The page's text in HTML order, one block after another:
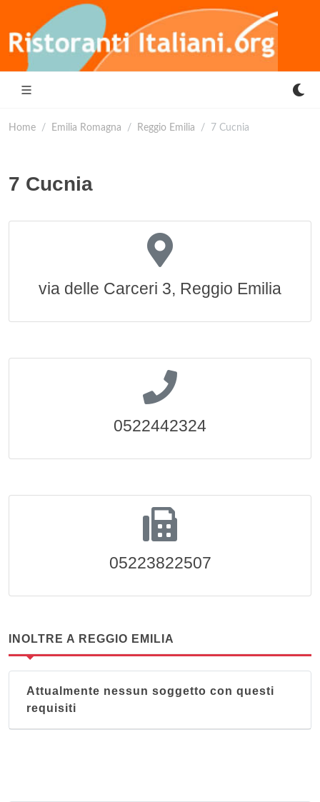
Home Emilia Romagna Reggio Emilia 7 Cucnia
7 Cucnia
via delle Carceri 3, Reggio Emilia
0522442324
05223822507
INOLTRE A REGGIO EMILIA
Attualmente nessun soggetto con questi
requisiti